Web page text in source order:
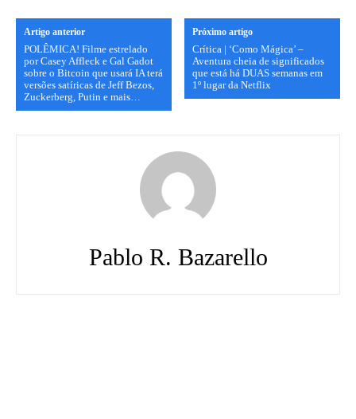
Artigo anterior
POLÊMICA! Filme estrelado
por Casey Affleck e Gal Gadot
sobre o Bitcoin que usará IA terá
versões satíricas de Jeff Bezos,
Zuckerberg, Putin e mais…
Próximo artigo
Crítica | ‘Como Mágica’ –
Aventura cheia de significados
que está há DUAS semanas em
1º lugar da Netflix
Pablo R. Bazarello